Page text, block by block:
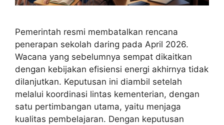
Pemerintah resmi membatalkan rencana
penerapan sekolah daring pada April 2026.
Wacana yang sebelumnya sempat dikaitkan
dengan kebijakan efisiensi energi akhirnya tidak
dilanjutkan. Keputusan ini diambil setelah
melalui koordinasi lintas kementerian, dengan
satu pertimbangan utama, yaitu menjaga
kualitas pembelajaran. Dengan keputusan